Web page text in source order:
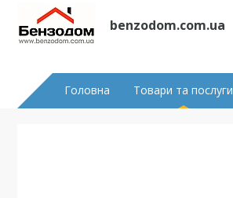
benzodom.com.ua
Головна Товари та послуги